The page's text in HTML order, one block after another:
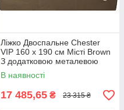
Ліжко Двоспальне Chester
VIP 160 х 190 см Місті Brown
З додатковою металевою
цільнозварною рамою
Коричневий
В наявності
17 485,65 ₴ 23 315 ₴